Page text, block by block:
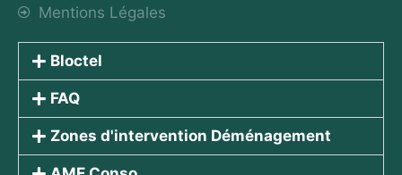
Mentions Légales
Bloctel
FAQ
Zones d'intervention Déménagement